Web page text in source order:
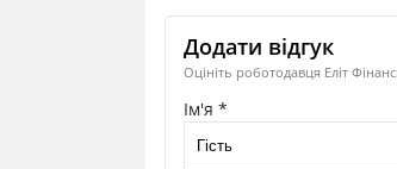
Додати відгук
Оцініть роботодавця Еліт
Ім'я *